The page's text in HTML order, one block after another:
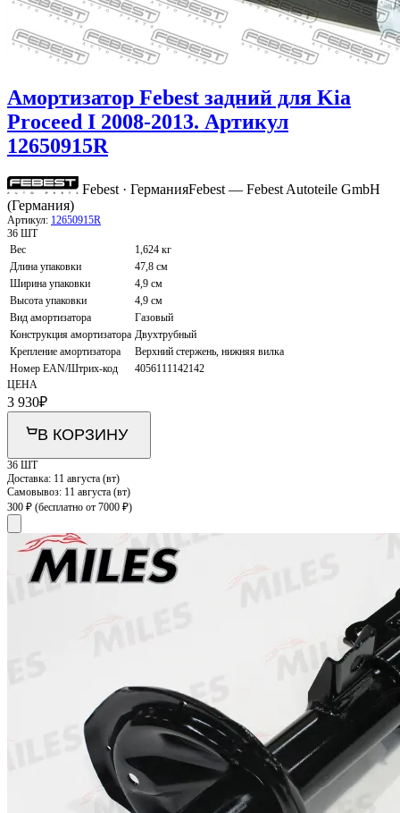
Амортизатор Febest задний для Kia
Proceed I 2008-2013. Артикул
12650915R
Febest · ГерманияFebest — Febest Autoteile GmbH
(Германия)
Артикул: 12650915R
36 ШТ
Вес
1,624 кг
Длина упаковки
47,8 см
Ширина упаковки
4,9 см
Высота упаковки
4,9 см
Вид амортизатора
Газовый
Конструкция амортизатора Двухтрубный
Крепление амортизатора
Верхний стержень, нижняя вилка
Номер EAN/Штрих-код
4056111142142
ЦЕНА
3 930₽
В КОРЗИНУ
36 ШТ
Доставка: 11 августа (вт)
Самовывоз: 11 августа (вт)
300 ₽ (бесплатно от 7000 ₽)